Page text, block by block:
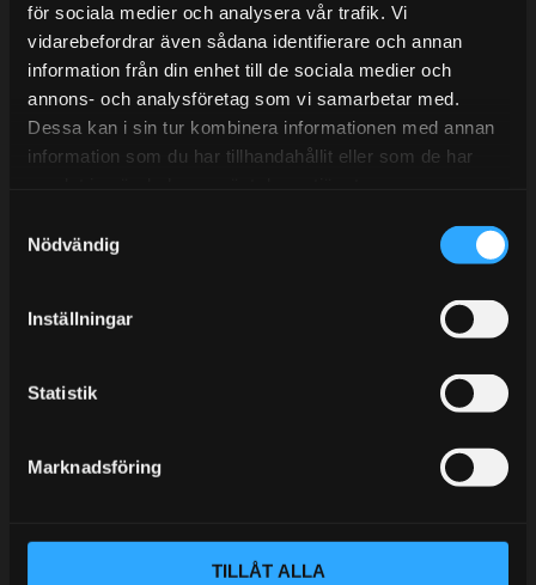
för sociala medier och analysera vår trafik. Vi
vidarebefordrar även sådana identifierare och annan
information från din enhet till de sociala medier och
annons- och analysföretag som vi samarbetar med.
Dessa kan i sin tur kombinera informationen med annan
information som du har tillhandahållit eller som de har
Nödvändig
Inställningar
Statistik
Marknadsföring
TILLÅT ALLA
E-post: info@streetperformance.se
KUNSKAPSCENTER
CUSTOMER SERVICE